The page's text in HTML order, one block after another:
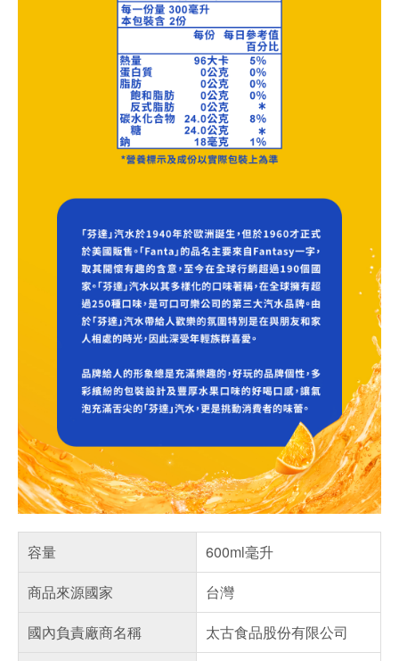
容量
600ml毫升
商品來源國家
台灣
國內負責廠商名稱
太古食品股份有限公司